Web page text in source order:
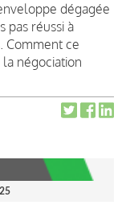
dégagée
pas réussi à
Comment ce
négociation